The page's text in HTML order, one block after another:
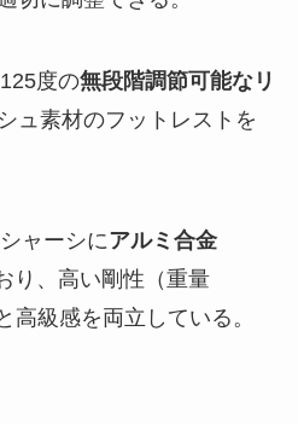
度の無段階調節可能なリ
ュ素材のフットレストを
ャーシにアルミ合金
り、高い剛性（重量
高級感を両立している。